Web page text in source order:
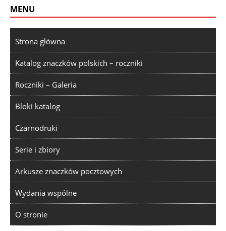
MENU
Strona główna
Katalog znaczków polskich – roczniki
Roczniki – Galeria
Bloki katalog
Czarnodruki
Serie i zbiory
Arkusze znaczków pocztowych
Wydania wspólne
O stronie